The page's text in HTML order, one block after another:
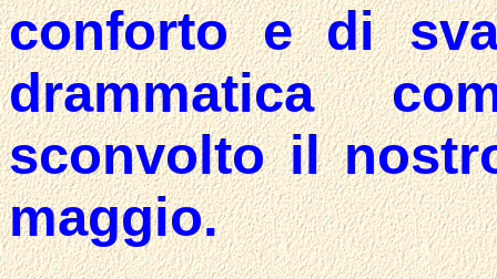
conforto e di
drammatica
sconvolto il
maggio.